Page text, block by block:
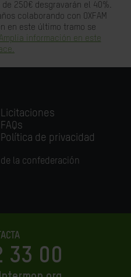
250€ desgravarán el 40%.
colaborando con OXFAM
en este último tramo se
Amplia información en este
Licitaciones
FAQs
Política de privacidad
la confederación
33 00